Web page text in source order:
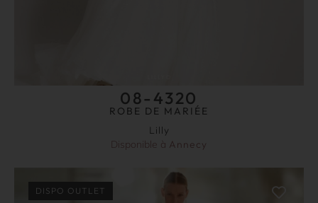
08-4320
ROBE DE MARIÉE
Lilly
Disponible à Annecy
DISPO OUTLET